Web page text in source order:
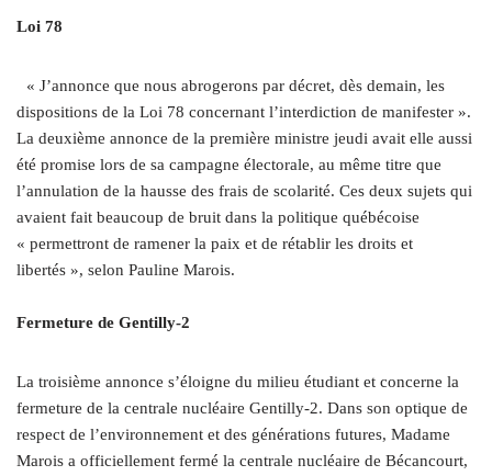
Loi 78
« J’annonce que nous abrogerons par décret, dès demain, les
dispositions de la Loi 78 concernant l’interdiction de manifester ».
La deuxième annonce de la première ministre jeudi avait elle aussi
été promise lors de sa campagne électorale, au même titre que
l’annulation de la hausse des frais de scolarité. Ces deux sujets qui
avaient fait beaucoup de bruit dans la politique québécoise
« permettront de ramener la paix et de rétablir les droits et
libertés », selon Pauline Marois.
Fermeture de Gentilly‑2
La troisième annonce s’éloigne du milieu étudiant et concerne la
fermeture de la centrale nucléaire Gentilly‑2. Dans son optique de
respect de l’environnement et des générations futures, Madame
Marois a officiellement fermé la centrale nucléaire de Bécancourt,